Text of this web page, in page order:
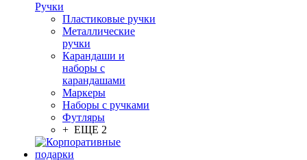
Ручки
Пластиковые ручки
Металлические
ручки
Карандаши и
наборы с
карандашами
Маркеры
Наборы с ручками
Футляры
+ ЕЩЕ 2